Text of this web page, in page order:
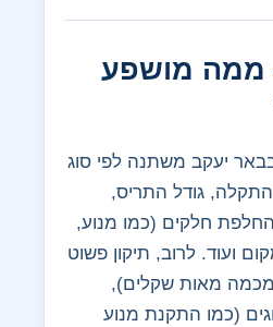
ממה מושפע
יעקב משתנה לפי סוג
גודל התריס,
חלקים (כמו מנוע,
ועוד. לרוב, תיקון פשוט
מכמה מאות שקלים),
(כמו התקנת מנוע